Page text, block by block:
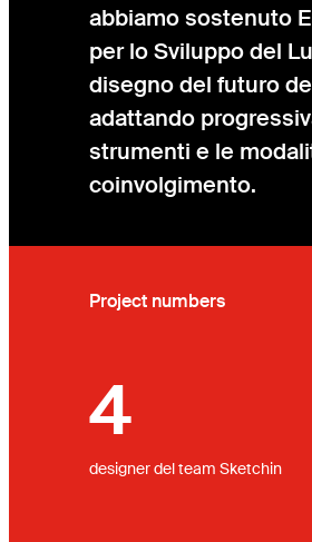
abbiamo sostenuto
per lo Sviluppo del
disegno del futuro
adattando
strumenti e le
coinvolgimento.
Project numbers
designer del team Sketchin
4